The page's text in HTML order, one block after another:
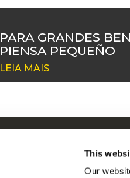
This
Our
PARA GRANDES
PIENSA PEQUEÑO
LEIA MAIS